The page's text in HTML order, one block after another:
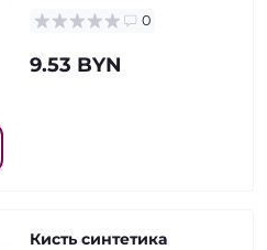
0
9.53 BYN
Кисть синтетика